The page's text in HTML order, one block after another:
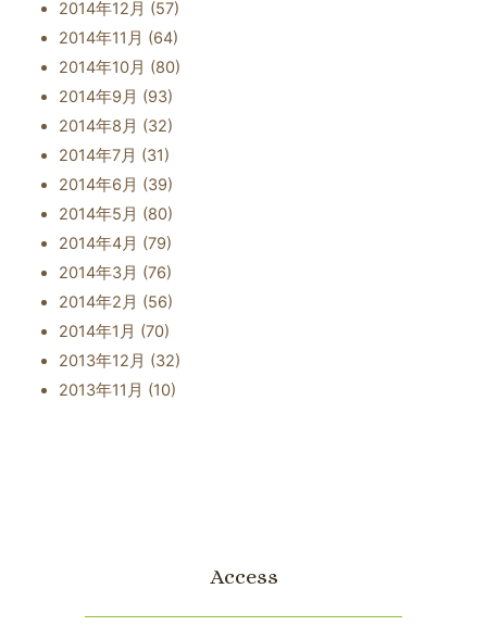
2014年12月 (57)
2014年11月 (64)
2014年10月 (80)
2014年9月 (93)
2014年8月 (32)
2014年7月 (31)
2014年6月 (39)
2014年5月 (80)
2014年4月 (79)
2014年3月 (76)
2014年2月 (56)
2014年1月 (70)
2013年12月 (32)
2013年11月 (10)
Access